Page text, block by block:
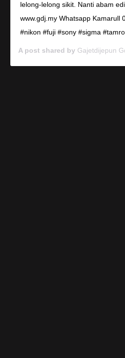
lelong-lelong sikit. Nanti abam
www.gdj.my Whatsapp Kamarull
#nikon #fuji #sony #sigma
A post shared by Gajetdijepun